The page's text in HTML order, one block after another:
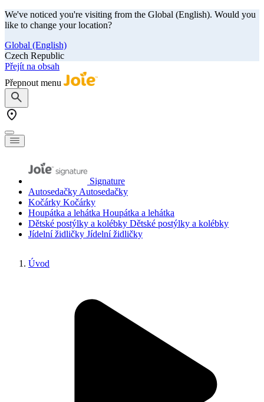
We've noticed you're visiting from the Global (English). Would you
like to change your location?
Global (English)
Czech Republic
Přejít na obsah
Přepnout menu
Signature
Autosedačky Autosedačky
Kočárky Kočárky
Houpátka a lehátka Houpátka a lehátka
Dětské postýlky a kolébky Dětské postýlky a kolébky
Jídelní židličky Jídelní židličky
Úvod